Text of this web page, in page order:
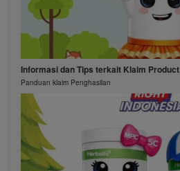
Informasi dan Tips terkait Klaim Product
Panduan klaim Penghasilan